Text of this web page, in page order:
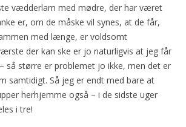
vædderlam med mødre, der har været
er, om de måske vil synes, at de får,
med længe, er voldsomt
der kan ske er jo naturligvis at jeg får
så større er problemet jo ikke, men det er
samtidigt. Så jeg er endt med bare at
herhjemme også – i de sidste uger
i tre!